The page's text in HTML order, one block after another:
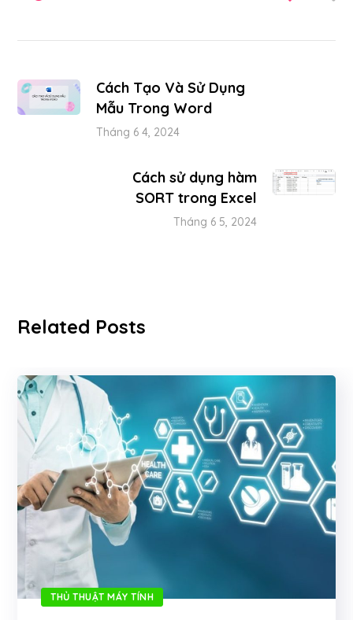
Cách Tạo Và Sử Dụng
Mẫu Trong Word
Tháng 6 4, 2024
Cách sử dụng hàm
SORT trong Excel
Tháng 6 5, 2024
Related Posts
THỦ THUẬT MÁY TÍNH